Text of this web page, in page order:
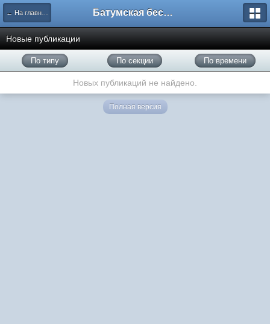
← На главную Батумская беседка
Новые публикации
По типу По секции По времени
Новых публикаций не найдено.
Полная версия